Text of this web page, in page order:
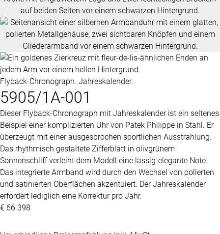
ALLE
UHREN
Flyback-Chronograph. Jahreskalender.
5905/1A-001
Dieser Flyback-Chronograph mit Jahreskalender ist ein seltenes
Beispiel einer komplizierten Uhr von Patek Philippe in Stahl. Er
überzeugt mit einer ausgesprochen sportlichen Ausstrahlung.
Das rhythmisch gestaltete Zifferblatt in olivgrünem
Sonnenschliff verleiht dem Modell eine lässig-elegante Note.
Das integrierte Armband wird durch den Wechsel von polierten
und satinierten Oberflächen akzentuiert. Der Jahreskalender
erfordert lediglich eine Korrektur pro Jahr.
€ 66.398